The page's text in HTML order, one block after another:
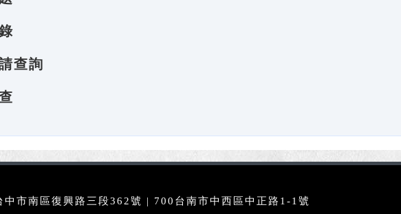
查詢
中市南區復興路三段362號 | 700台南市中西區中正路1-1號